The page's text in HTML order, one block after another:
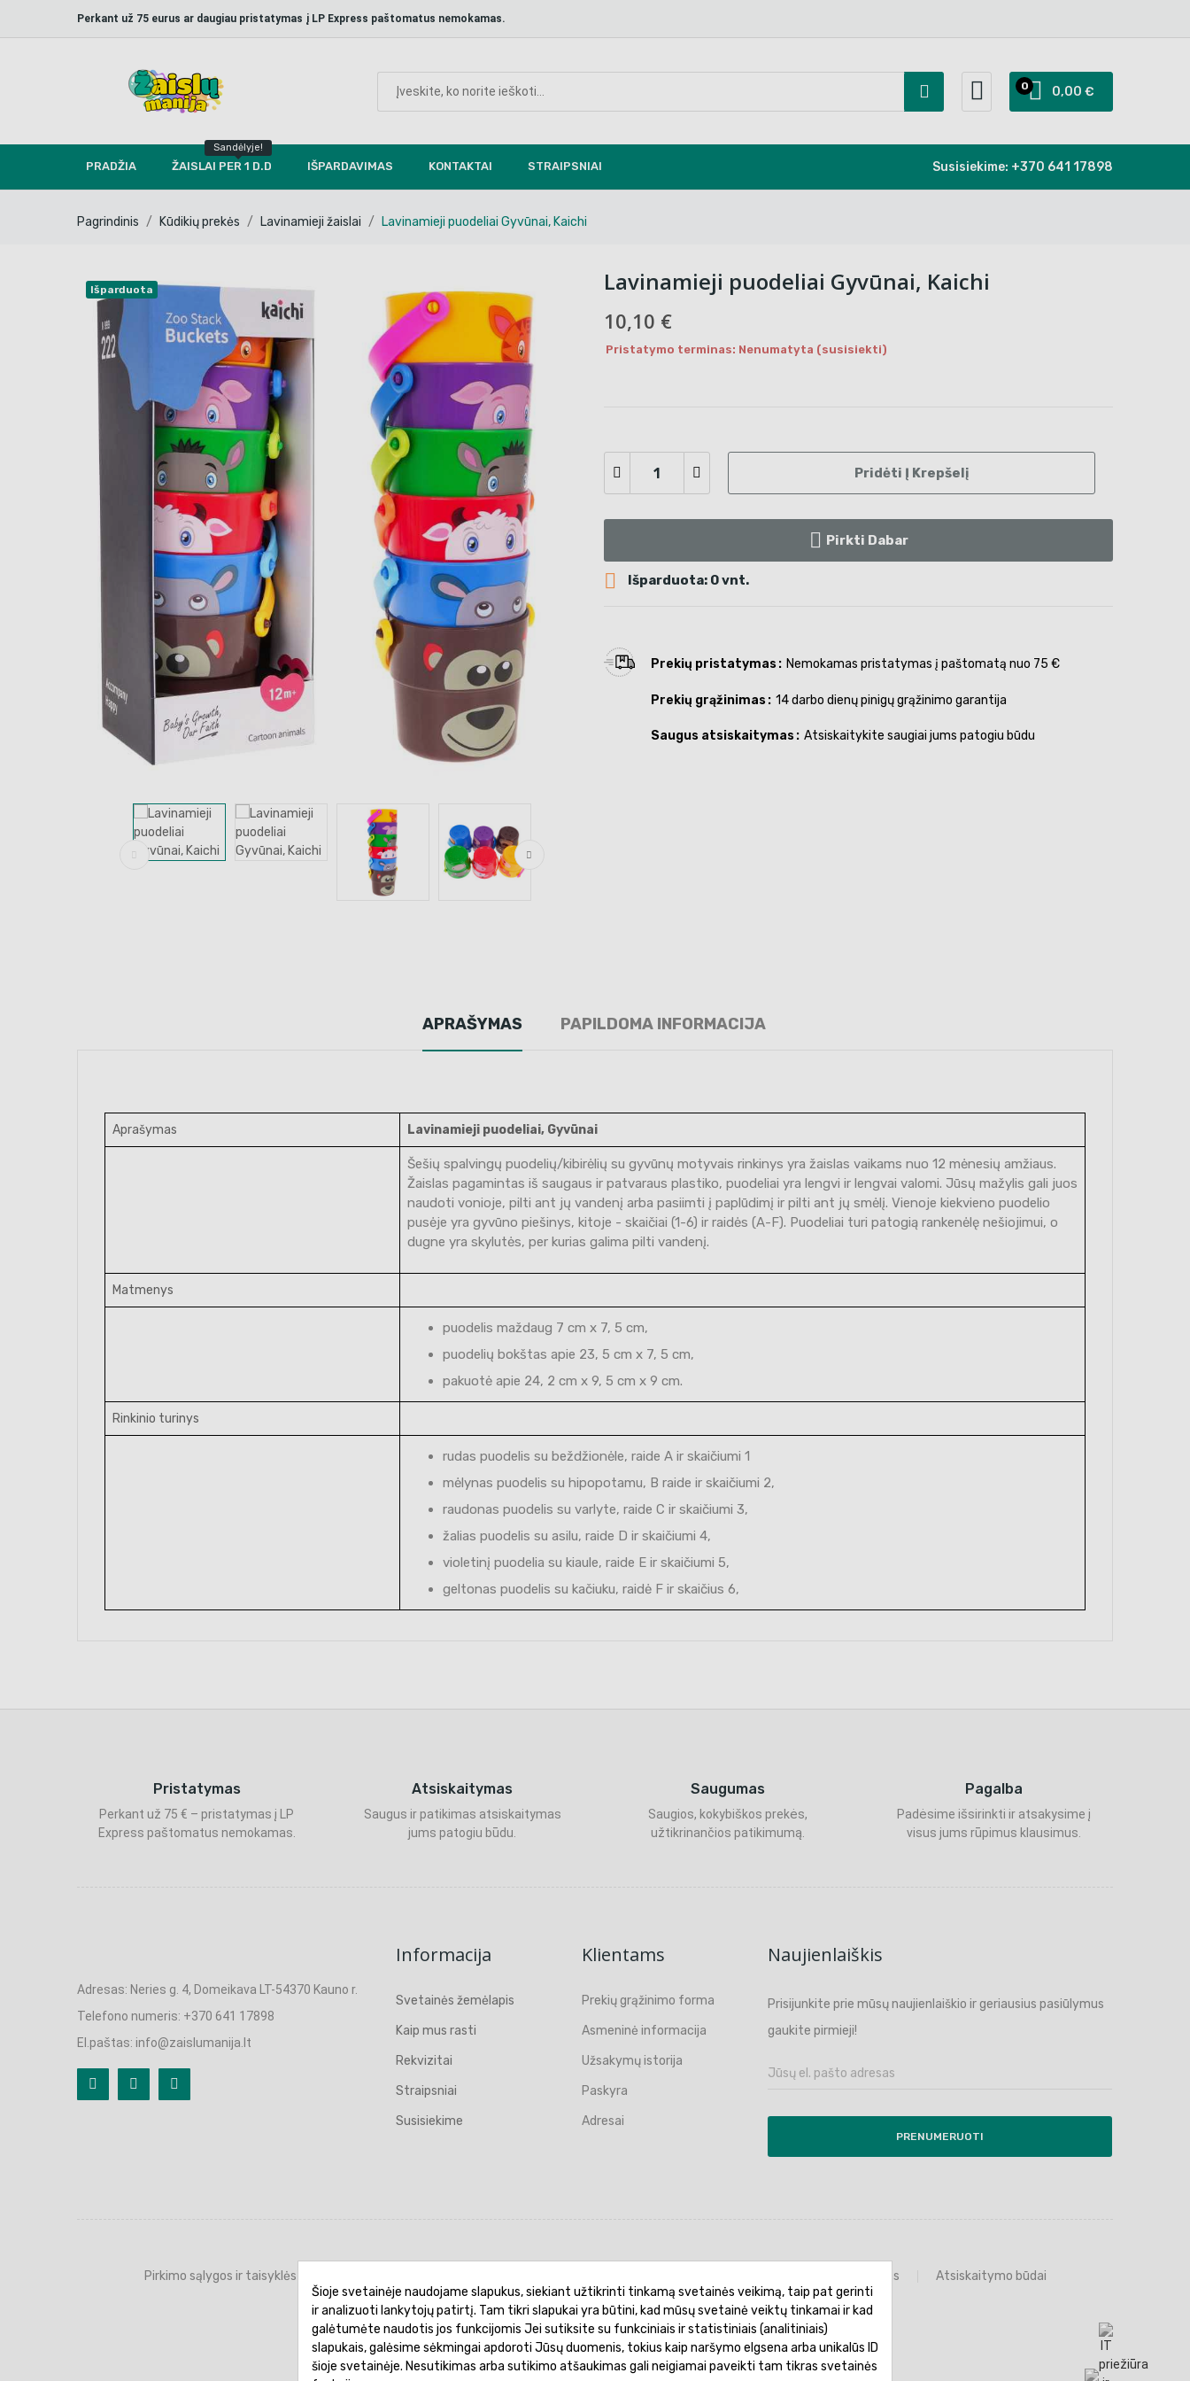
Perkant už 75 eurus ar daugiau pristatymas į LP Express paštomatus nemokamas.
0,00 €
0
PRADŽIA ŽAISLAI PER 1 D.D
Sandėlyje!
IŠPARDAVIMAS KONTAKTAI STRAIPSNIAI Susisiekime: +370 641 17898
Pagrindinis Kūdikių prekės Lavinamieji žaislai Lavinamieji puodeliai Gyvūnai, Kaichi
Išparduota Lavinamieji puodeliai Gyvūnai, Kaichi
10,10 €
Pristatymo terminas: Nenumatyta (susisiekti)
Pridėti Į Krepšelį
Pirkti Dabar
 Išparduota: 0 vnt.
Prekių pristatymas Nemokamas pristatymas į paštomatą nuo 75 €
Prekių grąžinimas 14 darbo dienų pinigų grąžinimo garantija
Saugus atsiskaitymas Atsiskaitykite saugiai jums patogiu būdu
APRAŠYMAS PAPILDOMA INFORMACIJA
Aprašymas Lavinamieji puodeliai, Gyvūnai
Šešių spalvingų puodelių/kibirėlių su gyvūnų motyvais rinkinys yra žaislas vaikams nuo 12 mėnesių amžiaus.
Žaislas pagamintas iš saugaus ir patvaraus plastiko, puodeliai yra lengvi ir lengvai valomi. Jūsų mažylis gali juos
naudoti vonioje, pilti ant jų vandenį arba pasiimti į paplūdimį ir pilti ant jų smėlį. Vienoje kiekvieno puodelio
pusėje yra gyvūno piešinys, kitoje - skaičiai (1-6) ir raidės (A-F). Puodeliai turi patogią rankenėlę nešiojimui, o
dugne yra skylutės, per kurias galima pilti vandenį.
Matmenys
puodelis maždaug 7 cm x 7, 5 cm,
puodelių bokštas apie 23, 5 cm x 7, 5 cm,
pakuotė apie 24, 2 cm x 9, 5 cm x 9 cm.
Rinkinio turinys
rudas puodelis su beždžionėle, raide A ir skaičiumi 1
mėlynas puodelis su hipopotamu, B raide ir skaičiumi 2,
raudonas puodelis su varlyte, raide C ir skaičiumi 3,
žalias puodelis su asilu, raide D ir skaičiumi 4,
violetinį puodelia su kiaule, raide E ir skaičiumi 5,
geltonas puodelis su kačiuku, raidė F ir skaičius 6,
Pristatymas
Perkant už 75 € – pristatymas į LP
Express paštomatus nemokamas.
Atsiskaitymas
Saugus ir patikimas atsiskaitymas
jums patogiu būdu.
Saugumas
Saugios, kokybiškos prekės,
užtikrinančios patikimumą.
Pagalba
Padėsime išsirinkti ir atsakysime į
visus jums rūpimus klausimus.
Adresas: Neries g. 4, Domeikava LT-54370 Kauno r.
Telefono numeris: +370 641 17898
El.paštas: info@zaislumanija.lt
Informacija
Svetainės žemėlapis
Kaip mus rasti
Rekvizitai
Straipsniai
Susisiekime
Klientams
Prekių grąžinimo forma
Asmeninė informacija
Užsakymų istorija
Paskyra
Adresai
Naujienlaiškis
Prisijunkite prie mūsų naujienlaiškio ir geriausius pasiūlymus
gaukite pirmieji!
PRENUMERUOTI
Pirkimo sąlygos ir taisyklės Prekių grąžinimas
Atsiskaitymo būdai
Šioje svetainėje naudojame slapukus, siekiant užtikrinti tinkamą svetainės veikimą, taip pat gerinti
ir analizuoti lankytojų patirtį. Tam tikri slapukai yra būtini, kad mūsų svetainė veiktų tinkamai ir kad
galėtumėte naudotis jos funkcijomis Jei sutiksite su funkciniais ir statistiniais (analitiniais)
slapukais, galėsime sėkmingai apdoroti Jūsų duomenis, tokius kaip naršymo elgsena arba unikalūs ID
šioje svetainėje. Nesutikimas arba sutikimo atšaukimas gali neigiamai paveikti tam tikras svetainės